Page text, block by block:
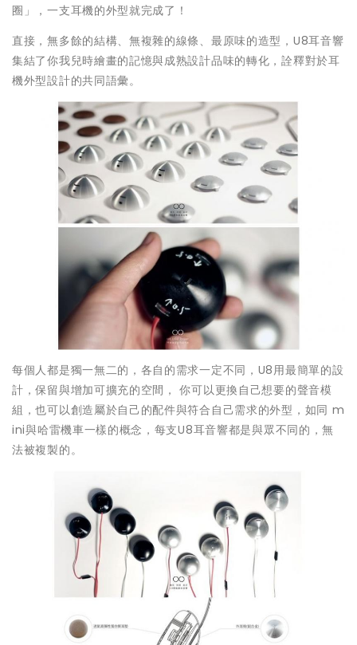
圈」，一支耳機的外型就完成了！
直接，無多餘的結構、無複雜的線條、最原味的造型，U8耳音響
集結了你我兒時繪畫的記憶與成熟設計品味的轉化，詮釋對於耳
機外型設計的共同語彙。
每個人都是獨一無二的，各自的需求一定不同，U8用最簡單的設
計，保留與增加可擴充的空間， 你可以更換自己想要的聲音模
組，也可以創造屬於自己的配件與符合自己需求的外型，如同 m
ini與哈雷機車一樣的概念，每支U8耳音響都是與眾不同的，無
法被複製的。